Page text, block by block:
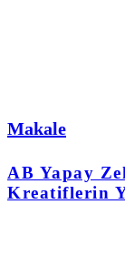
Makale
AB Yapay
Kreatiflerin